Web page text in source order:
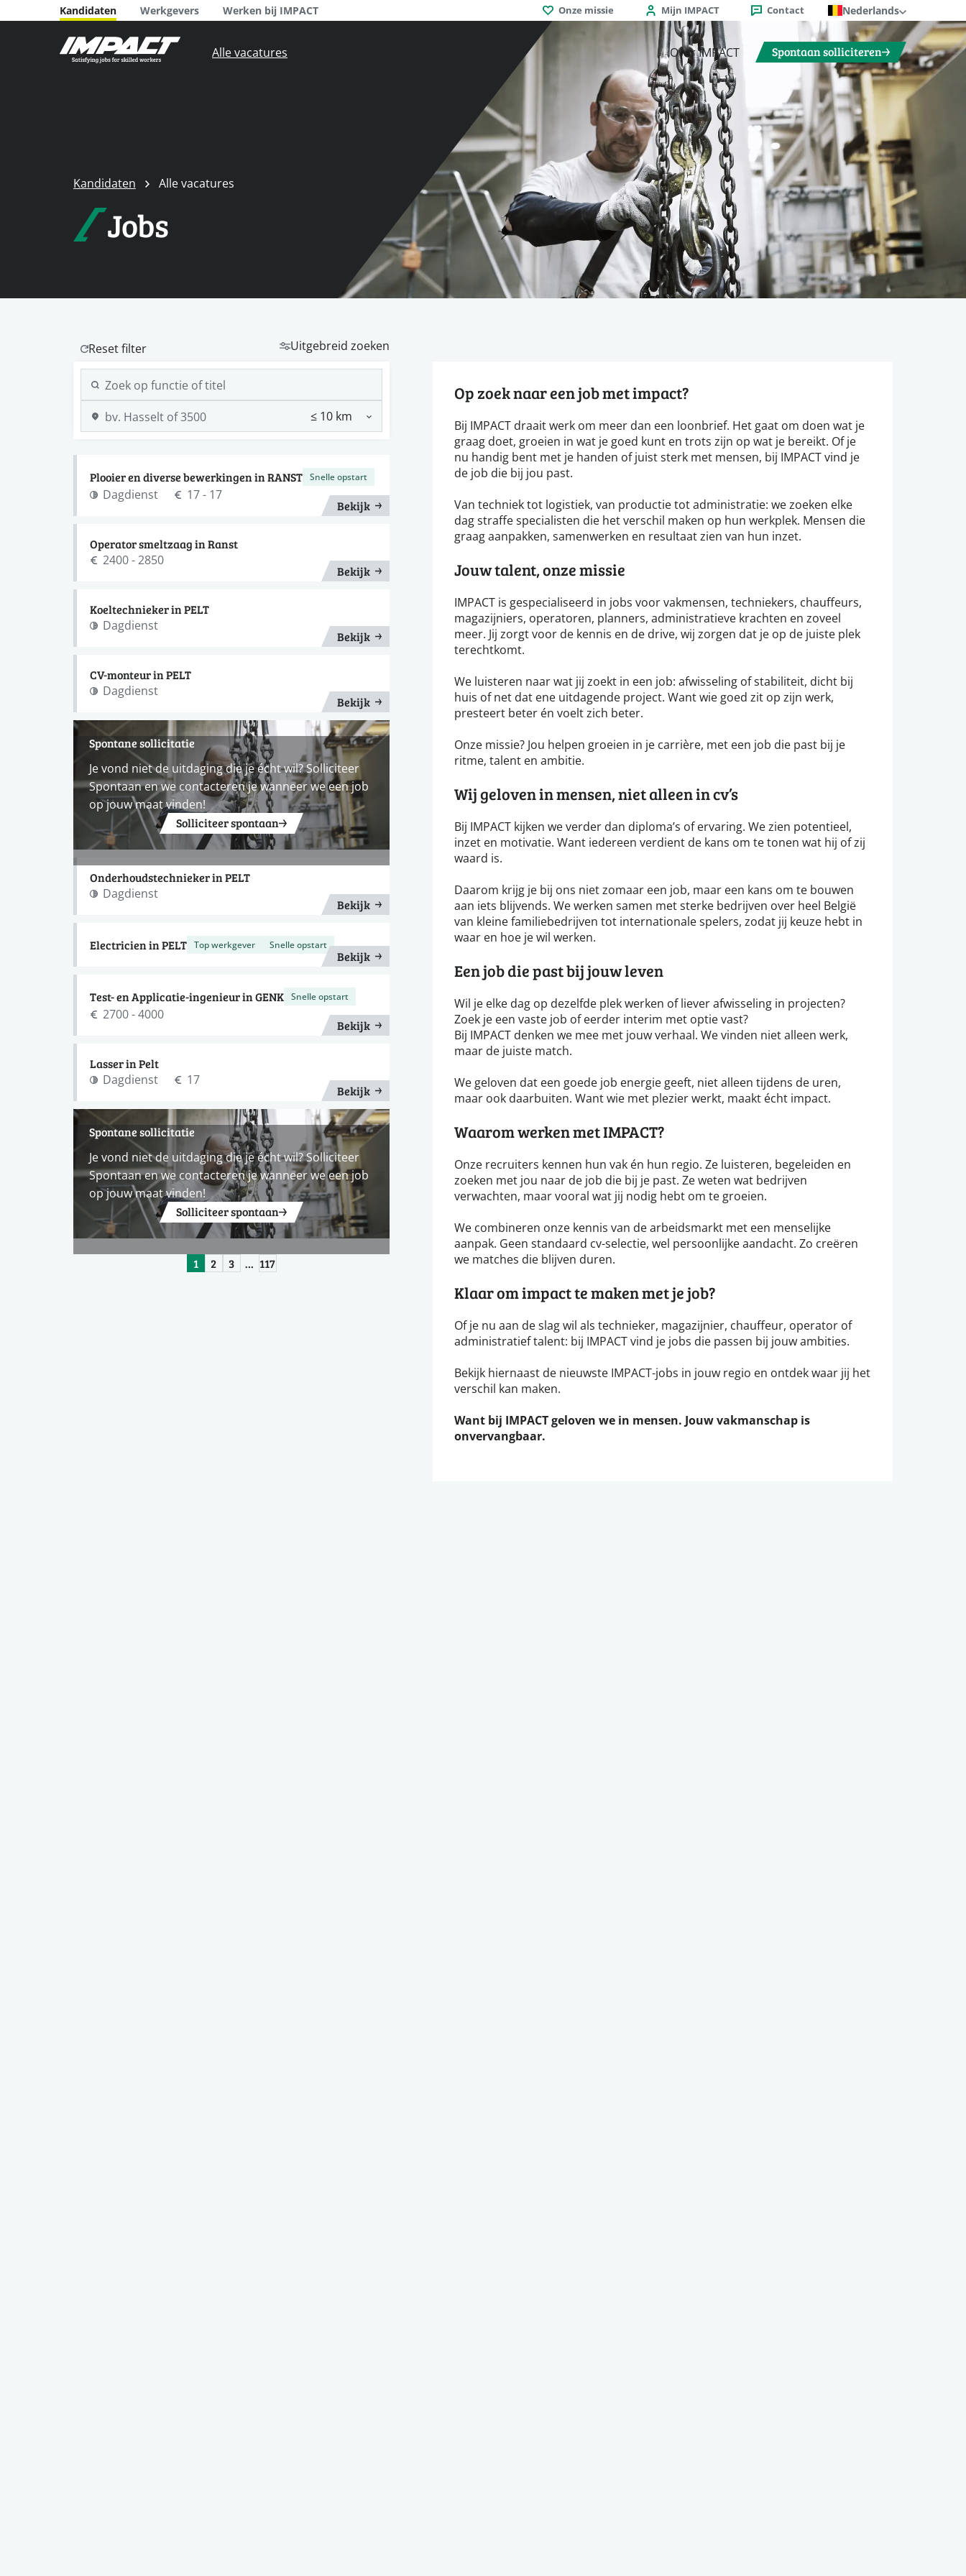
Kandidaten Werkgevers Werken bij IMPACT Onze missie Mijn IMPACT Contact Nederlands
Alle vacatures Over IMPACT Spontaan solliciteren
Kandidaten Alle vacatures
Jobs
Uitgebreid zoeken
Plooier en diverse bewerkingen in RANST Snelle opstart
Dagdienst 17 - 17
Bekijk
Operator smeltzaag in Ranst
2400 - 2850
Bekijk
Koeltechnieker in PELT
Dagdienst
Bekijk
CV-monteur in PELT
Dagdienst
Bekijk
Spontane sollicitatie
Je vond niet de uitdaging die je écht wil? Solliciteer
Spontaan en we contacteren je wanneer we een job
op jouw maat vinden!
Solliciteer spontaan
Onderhoudstechnieker in PELT
Dagdienst
Bekijk
Electricien in PELT Top werkgever Snelle opstart
Bekijk
Test- en Applicatie-ingenieur in GENK Snelle opstart
2700 - 4000
Bekijk
Lasser in Pelt
Dagdienst
17
Bekijk
Spontane sollicitatie
Je vond niet de uitdaging die je écht wil? Solliciteer
Spontaan en we contacteren je wanneer we een job
op jouw maat vinden!
Solliciteer spontaan
1 2 3 … 117
Op zoek naar een job met impact?
Bij IMPACT draait werk om meer dan een loonbrief. Het gaat om doen wat je
graag doet, groeien in wat je goed kunt en trots zijn op wat je bereikt. Of je
nu handig bent met je handen of juist sterk met mensen, bij IMPACT vind je
de job die bij jou past.
Van techniek tot logistiek, van productie tot administratie: we zoeken elke
dag straffe specialisten die het verschil maken op hun werkplek. Mensen die
graag aanpakken, samenwerken en resultaat zien van hun inzet.
Jouw talent, onze missie
IMPACT is gespecialiseerd in jobs voor vakmensen, techniekers, chauffeurs,
magazijniers, operatoren, planners, administratieve krachten en zoveel
meer. Jij zorgt voor de kennis en de drive, wij zorgen dat je op de juiste plek
terechtkomt.
We luisteren naar wat jij zoekt in een job: afwisseling of stabiliteit, dicht bij
huis of net dat ene uitdagende project. Want wie goed zit op zijn werk,
presteert beter én voelt zich beter.
Onze missie? Jou helpen groeien in je carrière, met een job die past bij je
ritme, talent en ambitie.
Wij geloven in mensen, niet alleen in cv’s
Bij IMPACT kijken we verder dan diploma’s of ervaring. We zien potentieel,
inzet en motivatie. Want iedereen verdient de kans om te tonen wat hij of zij
waard is.
Daarom krijg je bij ons niet zomaar een job, maar een kans om te bouwen
aan iets blijvends. We werken samen met sterke bedrijven over heel België
van kleine familiebedrijven tot internationale spelers, zodat jij keuze hebt in
waar en hoe je wil werken.
Een job die past bij jouw leven
Wil je elke dag op dezelfde plek werken of liever afwisseling in projecten?
Zoek je een vaste job of eerder interim met optie vast?
Bij IMPACT denken we mee met jouw verhaal. We vinden niet alleen werk,
maar de juiste match.
We geloven dat een goede job energie geeft, niet alleen tijdens de uren,
maar ook daarbuiten. Want wie met plezier werkt, maakt écht impact.
Waarom werken met IMPACT?
Onze recruiters kennen hun vak én hun regio. Ze luisteren, begeleiden en
zoeken met jou naar de job die bij je past. Ze weten wat bedrijven
verwachten, maar vooral wat jij nodig hebt om te groeien.
We combineren onze kennis van de arbeidsmarkt met een menselijke
aanpak. Geen standaard cv-selectie, wel persoonlijke aandacht. Zo creëren
we matches die blijven duren.
Klaar om impact te maken met je job?
Of je nu aan de slag wil als technieker, magazijnier, chauffeur, operator of
administratief talent: bij IMPACT vind je jobs die passen bij jouw ambities.
Bekijk hiernaast de nieuwste IMPACT-jobs in jouw regio en ontdek waar jij het
verschil kan maken.
Want bij IMPACT geloven we in mensen. Jouw vakmanschap is
onvervangbaar.